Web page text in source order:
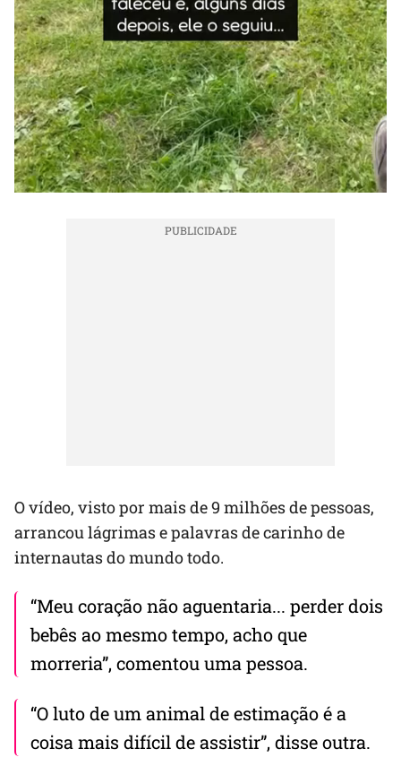
O vídeo, visto por mais de 9 milhões de pessoas,
arrancou lágrimas e palavras de carinho de
internautas do mundo todo.
“Meu coração não aguentaria... perder dois
bebês ao mesmo tempo, acho que
morreria”, comentou uma pessoa.
“O luto de um animal de estimação é a
coisa mais difícil de assistir”, disse outra.